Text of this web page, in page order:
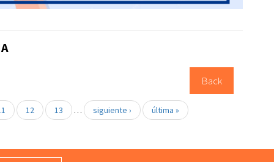
Back
12 13 … siguiente › última »